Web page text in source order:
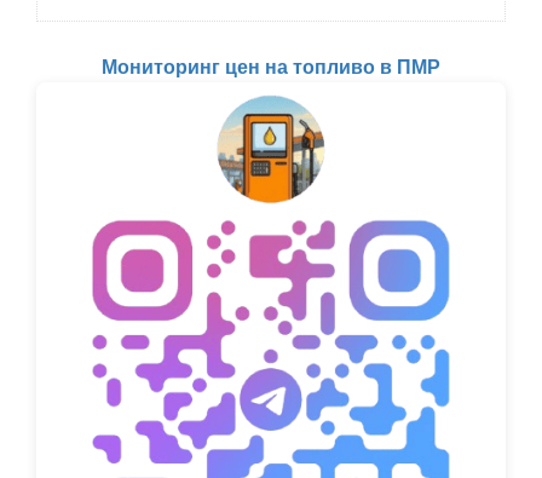
Мониторинг цен на топливо в ПМР